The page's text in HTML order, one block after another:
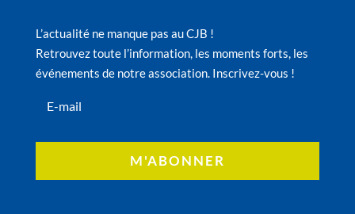
L’actualité ne manque pas au CJB !
Retrouvez toute l’information, les moments forts, les
événements de notre association. Inscrivez-vous !
M'ABONNER